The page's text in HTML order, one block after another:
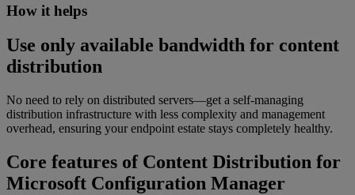
How it helps
Use only available bandwidth for content
distribution
No need to rely on distributed servers—get a self-managing
distribution infrastructure with less complexity and management
overhead, ensuring your endpoint estate stays completely healthy.
Core features of Content Distribution for
Microsoft Configuration Manager